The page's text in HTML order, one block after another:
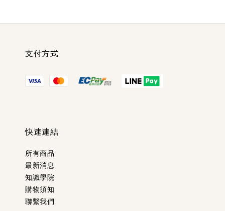
支付方式
快速連結
所有商品
最新消息
知識學院
購物須知
聯繫我們